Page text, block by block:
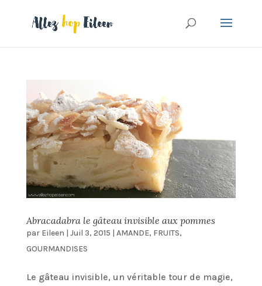
Abracadabra le gâteau invisible aux pommes
par Eileen | Juil 3, 2015 | AMANDE, FRUITS,
GOURMANDISES
Le gâteau invisible, un véritable tour de magie,